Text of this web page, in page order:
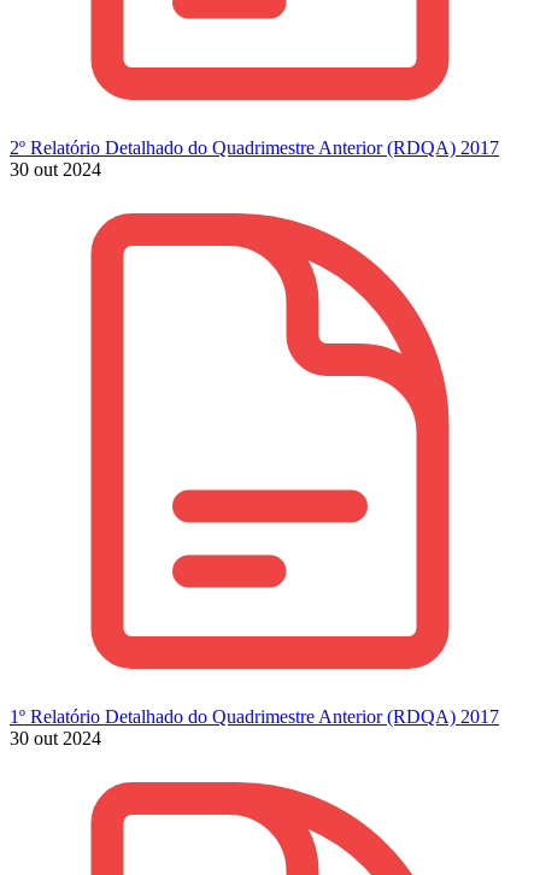
2º Relatório Detalhado do Quadrimestre Anterior (RDQA) 2017
30 out 2024
1º Relatório Detalhado do Quadrimestre Anterior (RDQA) 2017
30 out 2024